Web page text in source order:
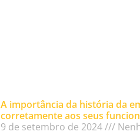
A importância da história da
corretamente aos seus
9 de setembro de 2024